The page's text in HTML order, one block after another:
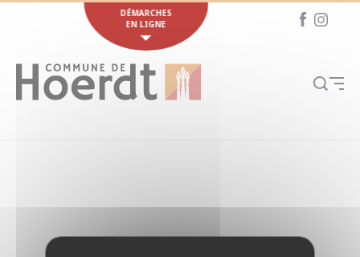
DÉMARCHES
EN LIGNE
Cookies management panel